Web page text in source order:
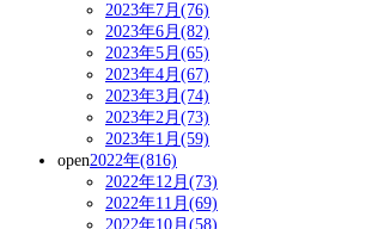
2023年7月(76)
2023年6月(82)
2023年5月(65)
2023年4月(67)
2023年3月(74)
2023年2月(73)
2023年1月(59)
open2022年(816)
2022年12月(73)
2022年11月(69)
2022年10月(58)